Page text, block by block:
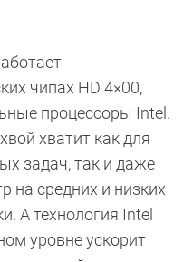
чипах HD 4×00,
процессоры Intel.
хватит как для
задач, так и даже
на средних и низких
А технология Intel
уровне ускорит